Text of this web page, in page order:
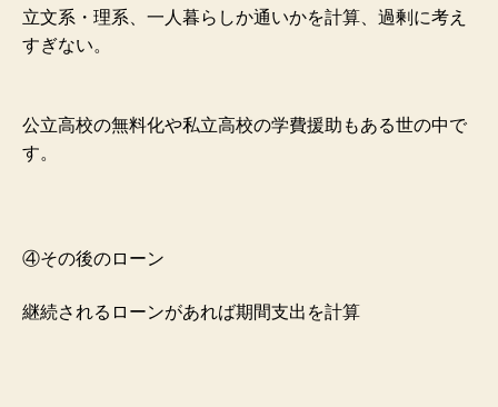
立文系・理系、一人暮らしか通いかを計算、 過剰に考え
すぎない。
公立高校の無料化や私立高校の学費援助もある世の中で
す。
④その後のローン
継続されるローンがあれば期間支出を計算